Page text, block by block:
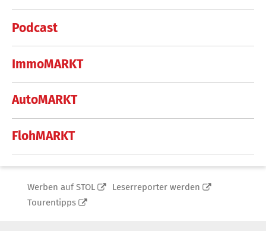
Podcast
ImmoMARKT
AutoMARKT
FlohMARKT
Werben auf STOL
Leserreporter werden
Tourentipps